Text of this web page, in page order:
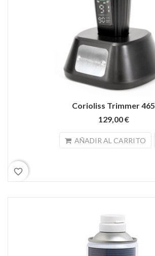
Corioliss Trimmer 465
129,00 €
AÑADIR AL CARRITO
favorite_border